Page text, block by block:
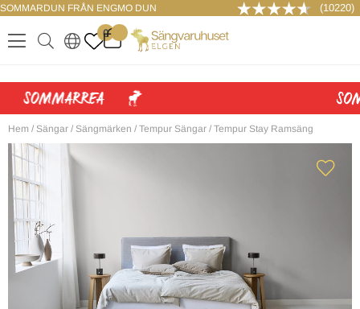
SOMMARDUN FRÅN ENGMO DUN (10220)
.
0
. ..
LOGGA IN
Hem / Sängar / Sängmärken / Tempur Sängar / Tempur Stay Ramsäng